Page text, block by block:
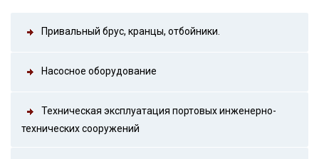
Привальный брус, кранцы, отбойники.
Насосное оборудование
Техническая эксплуатация портовых инженерно-
технических сооружений